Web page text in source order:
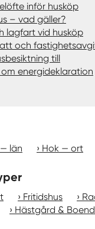
inför husköp
– vad gäller?
lagfart vid husköp
och
till
energideklaration
län Hok — ort
Fritidshus
Hästgård &